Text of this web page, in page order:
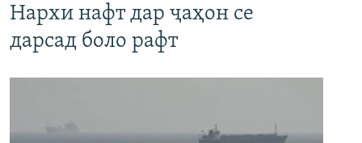
Нархи нафт дар ҷаҳон се
дарсад боло рафт